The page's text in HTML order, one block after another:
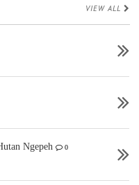
VIEW ALL
Ngepeh 0